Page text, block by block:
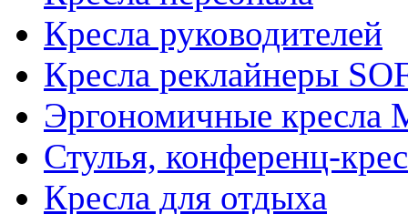
Кресла руководителей
Кресла реклайнеры
Эргономичные
Стулья, конференц-
Кресла для отдыха